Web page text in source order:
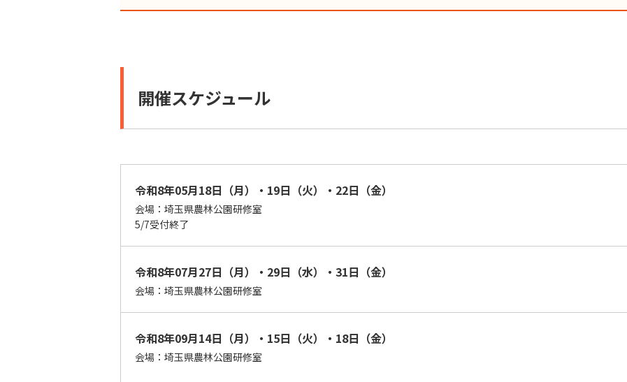
開催スケジュール
令和8年05月18日（月）・19日（火）・22日（金）
会場：埼玉県農林公園研修室
5/7受付終了
令和8年07月27日（月）・29日（水）・31日（金）
会場：埼玉県農林公園研修室
令和8年09月14日（月）・15日（火）・18日（金）
会場：埼玉県農林公園研修室